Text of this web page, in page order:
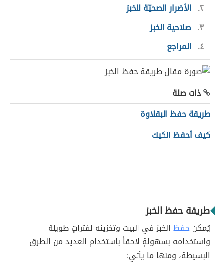
٢ الأضرار الصحيّة للخبز
٣
صلاحية الخبز
٤
المراجع
ذات صلة
طريقة حفظ البقلاوة
كيف أحفظ الكيك
طريقة حفظ الخبز
يُمكنحفظ الخبز في البيت وتخزينه لفتراتٍ طويلة
واستخدامه بسهولةٍ لاحقاً باستخدام العديد من الطرق
البسيطة، ومنها ما يأتي: